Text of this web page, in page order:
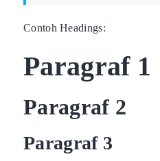
Contoh Headings:
Paragraf 1
Paragraf 2
Paragraf 3